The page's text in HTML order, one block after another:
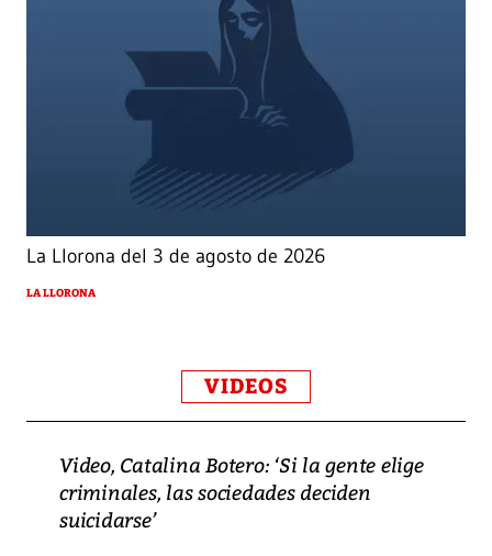
La Llorona del 3 de agosto de 2026
LA LLORONA
VIDEOS
Video, Catalina Botero: ‘Si la gente elige
criminales, las sociedades deciden
suicidarse’